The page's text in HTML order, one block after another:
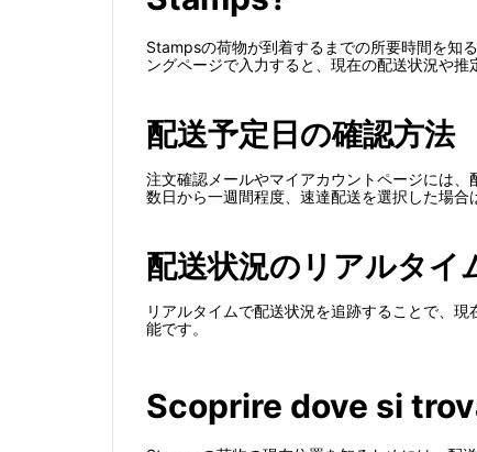
Stampsの荷物が到着するまでの所要時間を知
ングページで入力すると、現在の配送状況や推
配送予定日の確認方法
注文確認メールやマイアカウントページには
数日から一週間程度、速達配送を選択した場合
配送状況のリアルタイ
リアルタイムで配送状況を追跡することで、
能です。
Scoprire dove si